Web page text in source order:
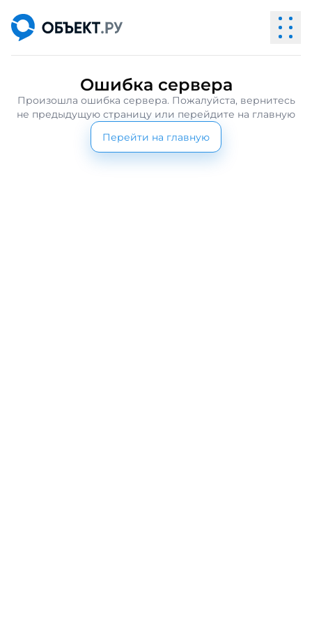
Ошибка сервера
Произошла ошибка сервера. Пожалуйста, вернитесь
не предыдущую страницу или перейдите на главную
Перейти на главную